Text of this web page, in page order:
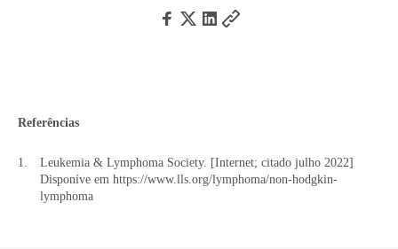
Referências
Leukemia & Lymphoma Society. [Internet; citado julho 2022]
Disponíve em https://www.lls.org/lymphoma/non-hodgkin-
lymphoma